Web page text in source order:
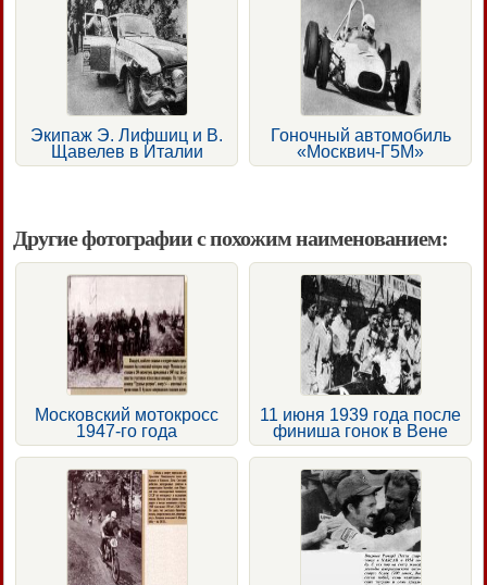
Экипаж Э. Лифшиц и В.
Щавелев в Италии
Гоночный автомобиль
«Москвич-Г5М»
Другие фотографии с похожим наименованием:
Московский мотокросс
1947-го года
11 июня 1939 года после
финиша гонок в Вене